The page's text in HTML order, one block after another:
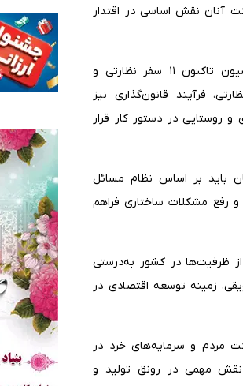
آنان نقش اساسی در اقتدار
رییس کمیسیون امور داخلی کشور و شوراهای مجلس با بیان اینکه این کمیسیون تاکنون ۱۱ سفر نظارتی و
فرآیند قانون‌گذاری نیز
روستایی در دستور کار قرار
باید بر اساس نظام مسائل
رفع مشکلات ساختاری فراهم
ظرفیت‌ها در کشور به‌درستی
زمینه توسعه اقتصادی در
مردم و سرمایه‌های خرد در
نقش مهمی در رونق تولید و